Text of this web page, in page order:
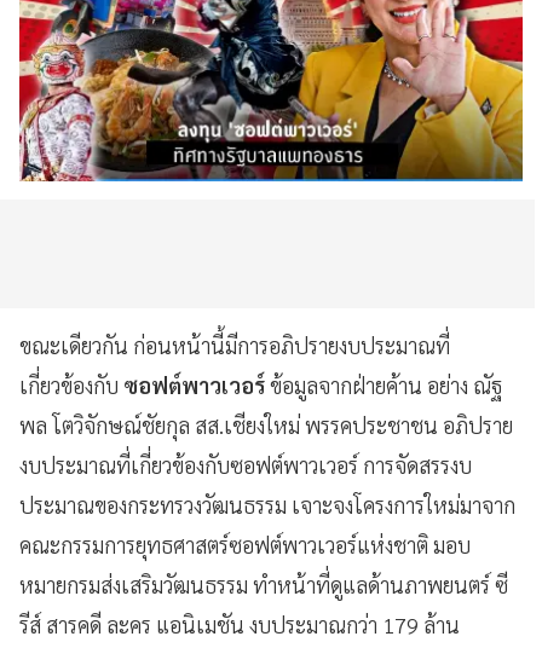
ขณะเดียวกัน ก่อนหน้านี้มีการอภิปรายงบประมาณที่
เกี่ยวข้องกับ ซอฟต์พาวเวอร์ข้อมูลจากฝ่ายค้าน อย่าง ณัฐ
พล โตวิจักษณ์ชัยกุล สส.เชียงใหม่ พรรคประชาชน อภิปราย
งบประมาณที่เกี่ยวข้องกับซอฟต์พาวเวอร์ การจัดสรรงบ
ประมาณของกระทรวงวัฒนธรรม เจาะจงโครงการใหม่มาจาก
คณะกรรมการยุทธศาสตร์ซอฟต์พาวเวอร์แห่งชาติ มอบ
หมายกรมส่งเสริมวัฒนธรรม ทำหน้าที่ดูแลด้านภาพยนตร์ ซี
รีส์ สารคดี ละคร แอนิเมชัน งบประมาณกว่า 179 ล้าน